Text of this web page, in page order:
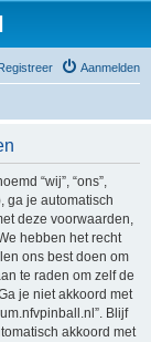
Aanmelden
“wij”, “ons”,
ga je automatisch
deze voorwaarden,
hebben het recht
ons best doen om
te raden om zelf de
je niet akkoord met
Blijf
akkoord met